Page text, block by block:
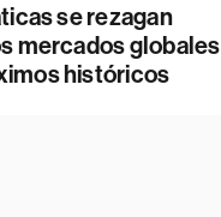
se rezagan
mercados globales
históricos